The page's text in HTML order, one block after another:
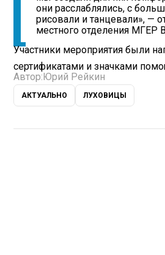
они расслаблялись, с
рисовали и танцевали», —
местного отделения МГЕР
Участники мероприятия были
сертификатами и значками
Автор: Юрий Рейкин
АКТУАЛЬНО ЛУХОВИЦЫ